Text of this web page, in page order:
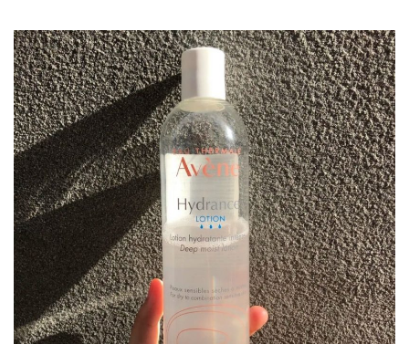
作为适用干敏肌护肤品的代表品牌之一，雅漾全系列护肤品
以温和，舒缓，修护为主，这套护肤品搭配也不例外。
保湿水以调节表层皮肤水分平衡为护肤目的，注重为皮